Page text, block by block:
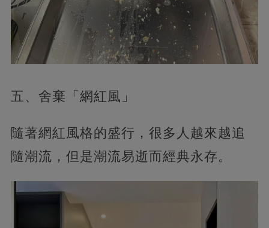
五、舍棄「網紅風」
隨著網紅風格的盛行，很多人越來越追
隨潮流，但是潮流易逝而經典永存。